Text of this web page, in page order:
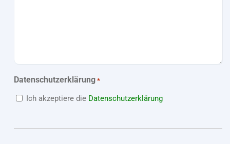
Datenschutzerklärung *
Ich akzeptiere die Datenschutzerklärung